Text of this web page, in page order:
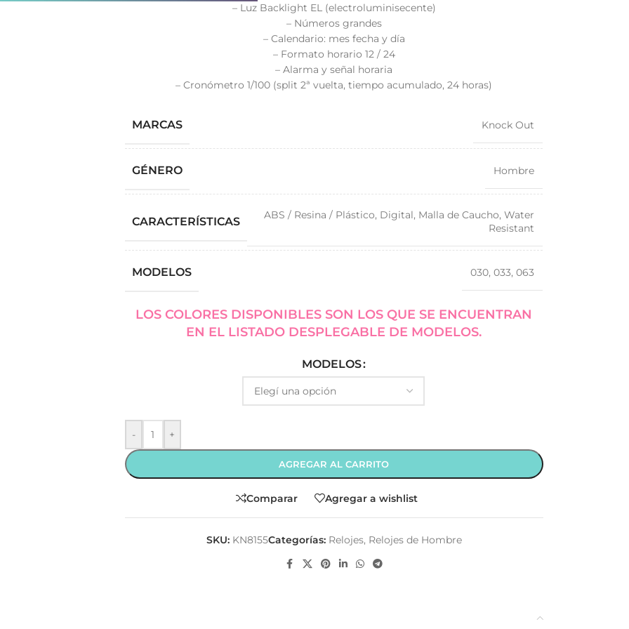
– Luz Backlight EL (electroluminisecente)
– Números grandes
– Calendario: mes fecha y día
– Formato horario 12 / 24
– Alarma y señal horaria
– Cronómetro 1/100 (split 2ª vuelta, tiempo acumulado, 24 horas)
MARCAS Knock Out
GÉNERO Hombre
CARACTERÍSTICAS ABS / Resina / Plástico, Digital, Malla de Caucho, Water
Resistant
MODELOS 030, 033, 063
LOS COLORES DISPONIBLES SON LOS QUE SE ENCUENTRAN
EN EL LISTADO DESPLEGABLE DE MODELOS.
MODELOS
- +
AGREGAR AL CARRITO
Comparar Agregar a wishlist
SKU: KN8155Categorías: Relojes, Relojes de Hombre